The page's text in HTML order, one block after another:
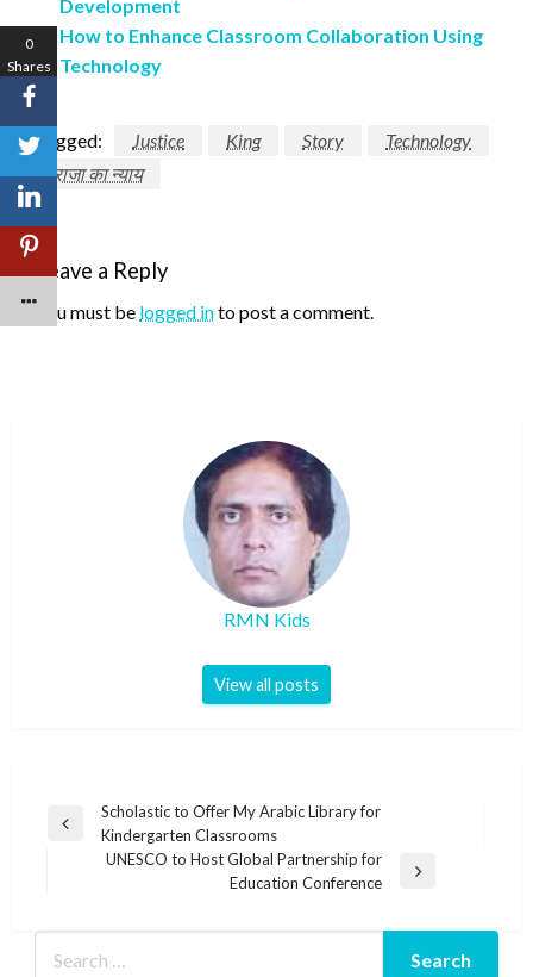
Development
How to Enhance Classroom Collaboration Using
Technology
Tagged: Justice King Story
Technology
राजा का न्याय
Leave a Reply
You must be logged into post a comment.
RMN Kids
View all posts
Post
navigation
Previous
Scholastic to Offer My Arabic Library for
Kindergarten Classrooms
UNESCO to Host Global Partnership for
Education Conference
0
Shares